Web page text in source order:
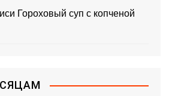
Гороховый суп с копченой